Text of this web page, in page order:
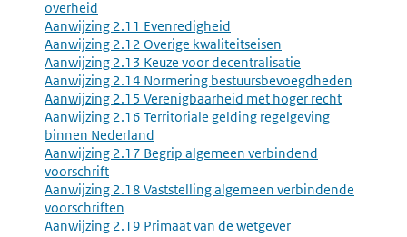
overheid
Aanwijzing 2.11 Evenredigheid
Aanwijzing 2.12 Overige kwaliteitseisen
Aanwijzing 2.13 Keuze voor decentralisatie
Aanwijzing 2.14 Normering bestuursbevoegdheden
Aanwijzing 2.15 Verenigbaarheid met hoger recht
Aanwijzing 2.16 Territoriale gelding regelgeving
binnen Nederland
Aanwijzing 2.17 Begrip algemeen verbindend
voorschrift
Aanwijzing 2.18 Vaststelling algemeen verbindende
voorschriften
Aanwijzing 2.19 Primaat van de wetgever